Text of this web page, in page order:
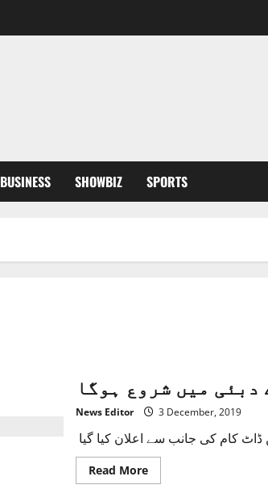
BUSINESS SHOWBIZ SPORTS
News Editor 3 December, 2019
Read MoreRead
more